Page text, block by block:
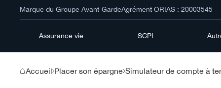
Marque du Groupe Avant-GardeAgrément ORIAS : 20003545
Assurance vie SCPI
Accueil Placer son épargne Simulateur de compte à